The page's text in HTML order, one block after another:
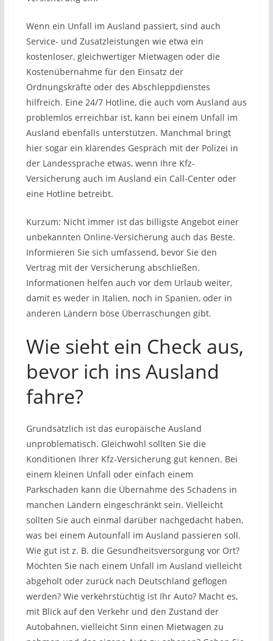
Wenn ein Unfall im Ausland passiert, sind auch
Service- und Zusatzleistungen wie etwa ein
kostenloser, gleichwertiger Mietwagen oder die
Kostenübernahme für den Einsatz der
Ordnungskräfte oder des Abschleppdienstes
hilfreich. Eine 24/7 Hotline, die auch vom Ausland aus
problemlos erreichbar ist, kann bei einem Unfall im
Ausland ebenfalls unterstützen. Manchmal bringt
hier sogar ein klärendes Gespräch mit der Polizei in
der Landessprache etwas, wenn Ihre Kfz-
Versicherung auch im Ausland ein Call-Center oder
eine Hotline betreibt.
Kurzum: Nicht immer ist das billigste Angebot einer
unbekannten Online-Versicherung auch das Beste.
Informieren Sie sich umfassend, bevor Sie den
Vertrag mit der Versicherung abschließen.
Informationen helfen auch vor dem Urlaub weiter,
damit es weder in Italien, noch in Spanien, oder in
anderen Ländern böse Überraschungen gibt.
Wie sieht ein Check aus,
bevor ich ins Ausland
fahre?
Grundsätzlich ist das europäische Ausland
unproblematisch. Gleichwohl sollten Sie die
Konditionen Ihrer Kfz-Versicherung gut kennen. Bei
einem kleinen Unfall oder einfach einem
Parkschaden kann die Übernahme des Schadens in
manchen Ländern eingeschränkt sein. Vielleicht
sollten Sie auch einmal darüber nachgedacht haben,
was bei einem Autounfall im Ausland passieren soll.
Wie gut ist z. B. die Gesundheitsversorgung vor Ort?
Möchten Sie nach einem Unfall im Ausland vielleicht
abgeholt oder zurück nach Deutschland geflogen
werden? Wie verkehrstüchtig ist Ihr Auto? Macht es,
mit Blick auf den Verkehr und den Zustand der
Autobahnen, vielleicht Sinn einen Mietwagen zu